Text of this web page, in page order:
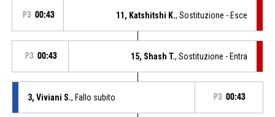
P3 00:43 11, Katshitshi K., Sostituzione - Esce
P3 00:43 15, Shash T., Sostituzione - Entra
3, Viviani S., Fallo subito P3 00:43